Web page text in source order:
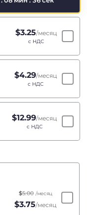
$3.25/месяц
с НДС
$4.29/месяц
с НДС
$12.99/месяц
с НДС
$5.00 /месяц
$3.75/месяц